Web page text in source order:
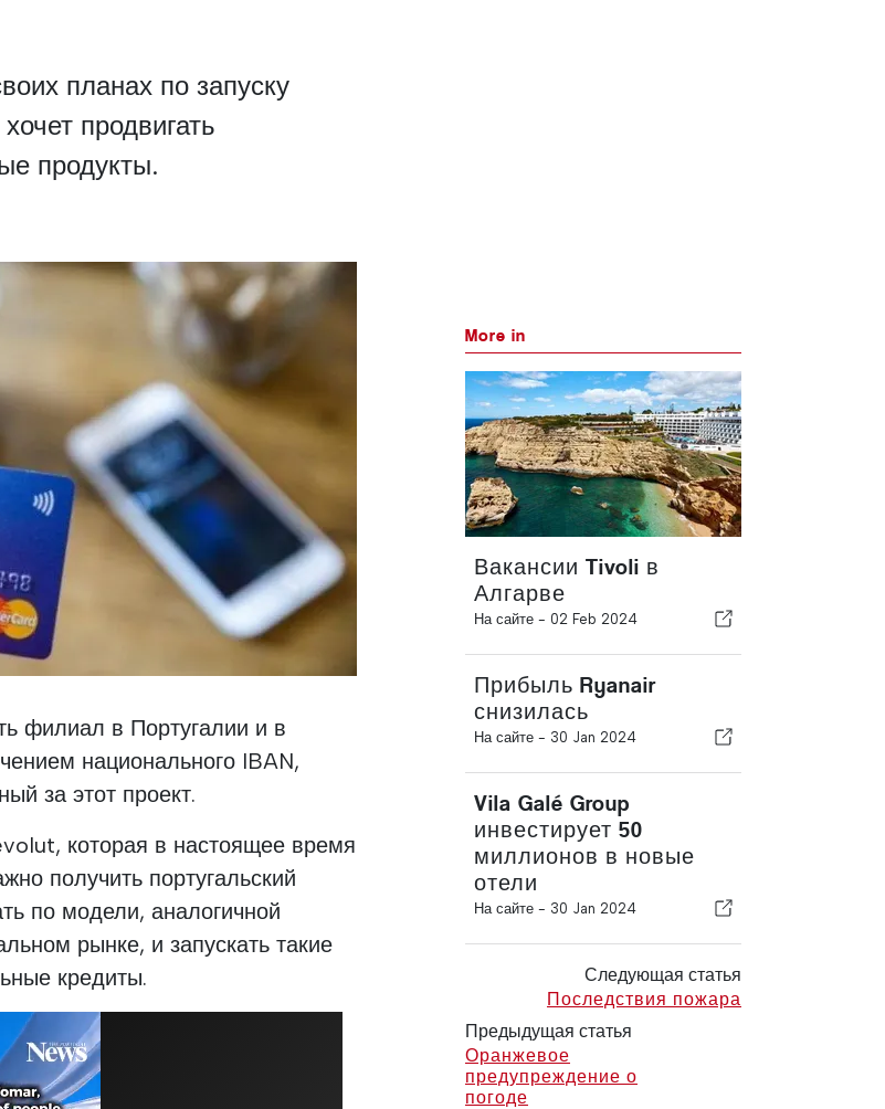
планах по запуску
продвигать
продукты.
филиал в Португалии и в
национального IBAN,
за этот проект.
которая в настоящее время
получить португальский
по модели, аналогичной
рынке, и запускать такие
кредиты.
More in
Вакансии Tivoli в
Алгарве
На сайте - 02 Feb 2024
Прибыль Ryanair
снизилась
На сайте - 30 Jan 2024
Vila Galé Group
инвестирует 50
миллионов в новые
отели
На сайте - 30 Jan 2024
Следующая статья
Последствия пожара
Предыдущая статья
Оранжевое
предупреждение о
погоде